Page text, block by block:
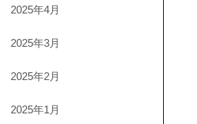
2025年4月
2025年3月
2025年2月
2025年1月